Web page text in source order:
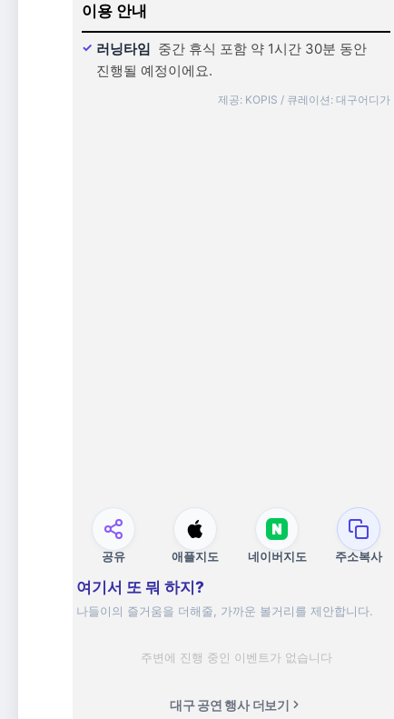
이용 안내
러닝타임 중간 휴식 포함 약 1시간 30분 동안
진행될 예정이에요.
제공: KOPIS / 큐레이션: 대구어디가
공유 애플지도 네이버지도 주소복사
여기서 또 뭐 하지?
나들이의 즐거움을 더해줄, 가까운 볼거리를 제안합니다.
주변에 진행 중인 이벤트가 없습니다
대구 공연 행사 더보기